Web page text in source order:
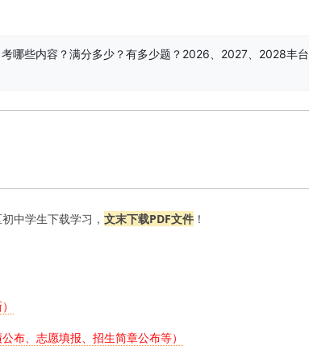
哪些内容？满分多少？有多少题？2026、2027、2028丰台
中学生下载学习， 文末下载PDF文件 ！
布、志愿填报、招生简章公布等）